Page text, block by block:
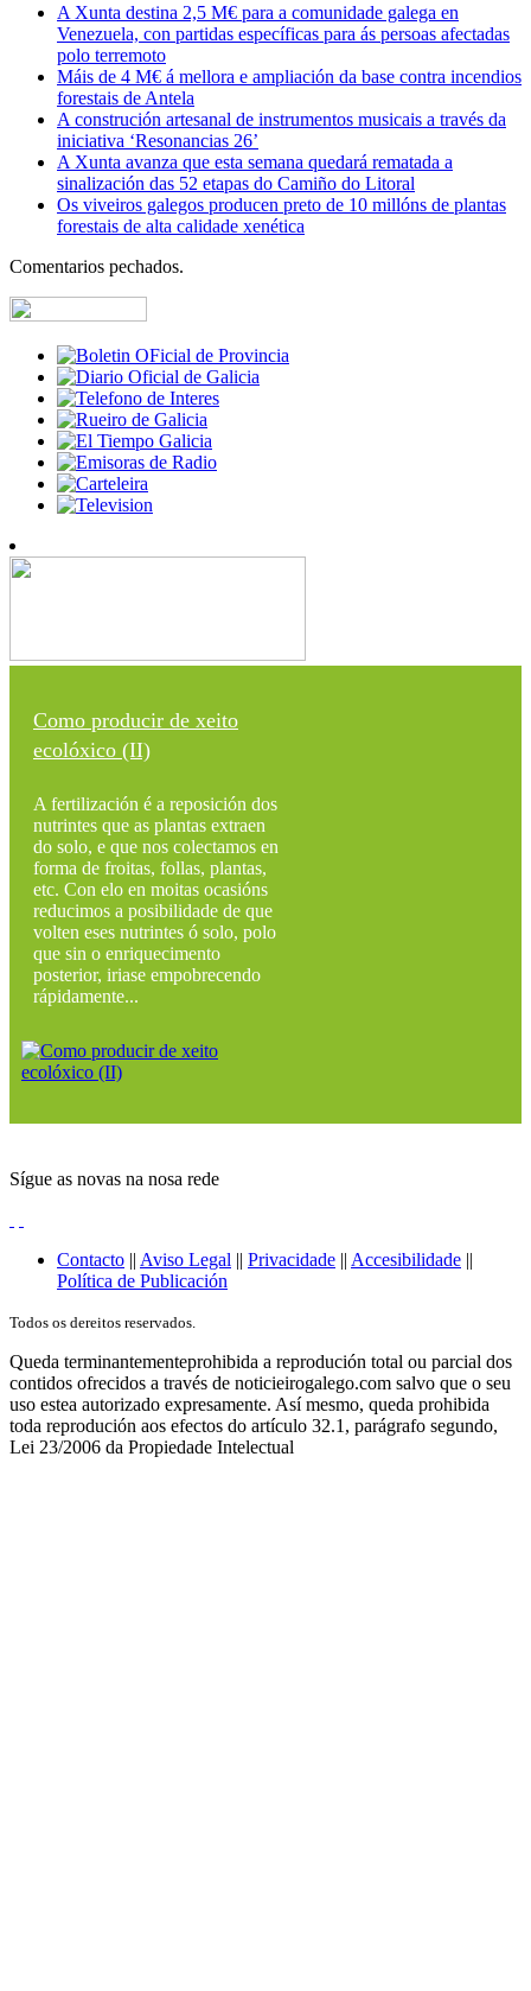
A Xunta destina 2,5 M€ para a comunidade galega en
Venezuela, con partidas específicas para ás persoas afectadas
polo terremoto
Máis de 4 M€ á mellora e ampliación da base contra incendios
forestais de Antela
A construción artesanal de instrumentos musicais a través da
iniciativa ‘Resonancias 26’
A Xunta avanza que esta semana quedará rematada a
sinalización das 52 etapas do Camiño do Litoral
Os viveiros galegos producen preto de 10 millóns de plantas
forestais de alta calidade xenética
Comentarios pechados.
Como producir de xeito
ecolóxico (II)
A fertilización é a reposición dos
nutrintes que as plantas extraen
do solo, e que nos colectamos en
forma de froitas, follas, plantas,
etc. Con elo en moitas ocasións
reducimos a posibilidade de que
volten eses nutrintes ó solo, polo
que sin o enriquecimento
posterior, iriase empobrecendo
rápidamente...
Sígue as novas na nosa rede
Contacto || Aviso Legal || Privacidade || Accesibilidade ||
Política de Publicación
Todos os dereitos reservados.
Queda terminantementeprohibida a reprodución total ou parcial dos
contidos ofrecidos a través de noticieirogalego.com salvo que o seu
uso estea autorizado expresamente. Así mesmo, queda prohibida
toda reprodución aos efectos do artículo 32.1, parágrafo segundo,
Lei 23/2006 da Propiedade Intelectual